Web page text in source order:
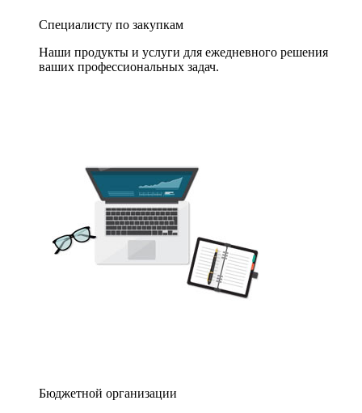
Специалисту по закупкам
Наши продукты и услуги для ежедневного решения
ваших профессиональных задач.
Бюджетной организации